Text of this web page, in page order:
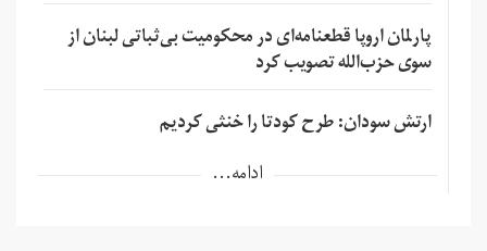
پارلمان اروپا قطعنامه‌ای در محکومیت بی‌ثباتی لبنان از
سوی حزب‌الله تصویب کرد
ارتش سودان: طرح کودتا را خنثی کردیم
ادامه...